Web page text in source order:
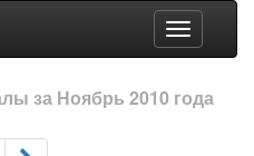
Toggle
navigation
за Ноябрь 2010 года